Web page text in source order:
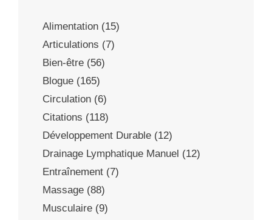
Alimentation (15)
Articulations (7)
Bien-être (56)
Blogue (165)
Circulation (6)
Citations (118)
Développement Durable (12)
Drainage Lymphatique Manuel (12)
Entraînement (7)
Massage (88)
Musculaire (9)